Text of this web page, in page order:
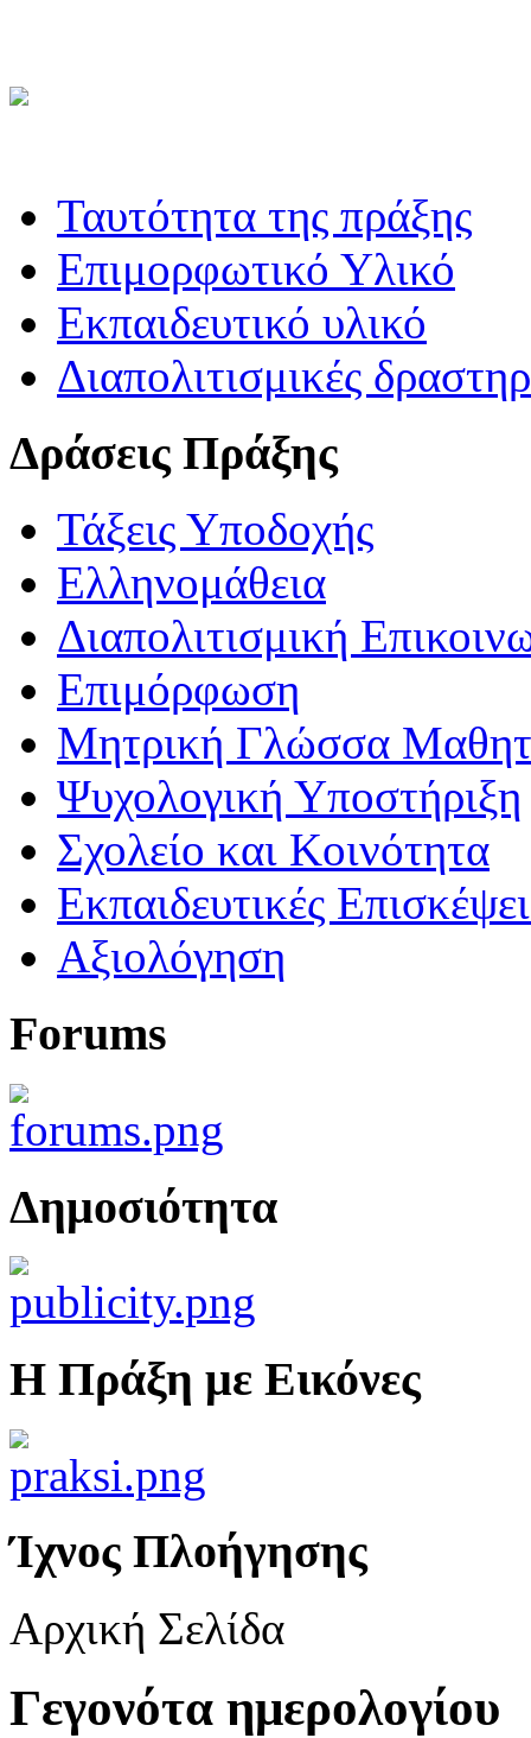
Ταυτότητα της πράξης
Επιμορφωτικό Υλικό
Εκπαιδευτικό υλικό
Διαπολιτισμικές
Δράσεις Πράξης
Τάξεις Υποδοχής
Ελληνομάθεια
Διαπολιτισμική
Επιμόρφωση
Μητρική Γλώσσα
Ψυχολογική Υποστήριξη
Σχολείο και Κοινότητα
Εκπαιδευτικές
Αξιολόγηση
Forums
Δημοσιότητα
Η Πράξη με Εικόνες
Ίχνος Πλοήγησης
Αρχική Σελίδα
Γεγονότα ημερολογίου